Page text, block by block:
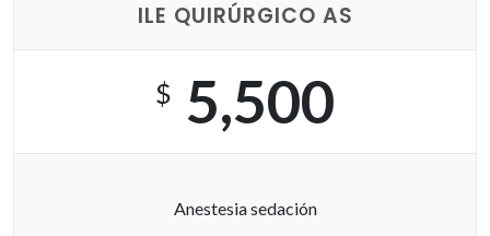
ILE QUIRÚRGICO AS
$ 5,500
Anestesia sedación